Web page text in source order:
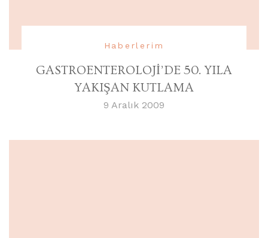
Haberlerim
GASTROENTEROLOJİ’DE 50. YILA
YAKIŞAN KUTLAMA
9 Aralık 2009